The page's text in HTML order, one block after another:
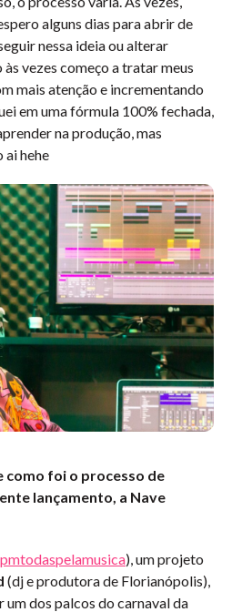
alguns dias para abrir de
nessa ideia ou alterar
vezes começo a tratar meus
mais atenção e incrementando
em uma fórmula 100% fechada,
na produção, mas
ai hehe
como foi o processo de
lançamento, a Nave
), um projeto
(dj e produtora de Florianópolis),
dos palcos do carnaval da